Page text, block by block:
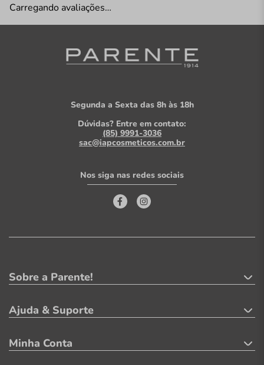
Carregando avaliações…
Segunda a Sexta das 8h às 18h
Dúvidas? Entre em contato:
(85) 9991-3036
sac@iapcosmeticos.com.br
Nos siga nas redes sociais
Sobre a Parente!
Ajuda & Suporte
Minha Conta